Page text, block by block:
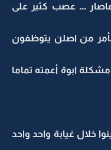
... عصب كثير على
من اصلن يتوظفون
ابوة أعمته تماما
خلال غيابة واحد واحد